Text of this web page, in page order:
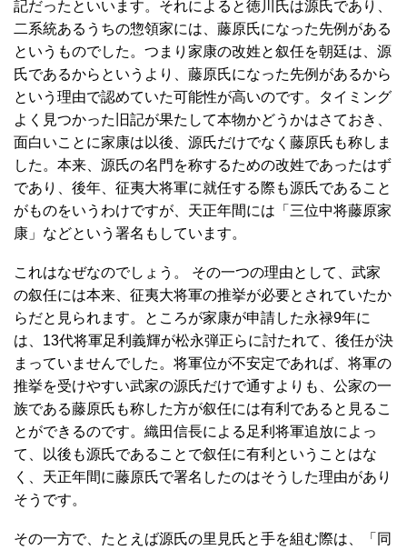
記だったといいます。それによると徳川氏は源氏であり、
二系統あるうちの惣領家には、藤原氏になった先例がある
というものでした。つまり家康の改姓と叙任を朝廷は、源
氏であるからというより、藤原氏になった先例があるから
という理由で認めていた可能性が高いのです。タイミング
よく見つかった旧記が果たして本物かどうかはさておき、
面白いことに家康は以後、源氏だけでなく藤原氏も称しま
した。本来、源氏の名門を称するための改姓であったはず
であり、後年、征夷大将軍に就任する際も源氏であること
がものをいうわけですが、天正年間には「三位中将藤原家
康」などという署名もしています。
これはなぜなのでしょう。 その一つの理由として、武家
の叙任には本来、征夷大将軍の推挙が必要とされていたか
らだと見られます。ところが家康が申請した永禄9年に
は、13代将軍足利義輝が松永弾正らに討たれて、後任が決
まっていませんでした。将軍位が不安定であれば、将軍の
推挙を受けやすい武家の源氏だけで通すよりも、公家の一
族である藤原氏も称した方が叙任には有利であると見るこ
とができるのです。織田信長による足利将軍追放によっ
て、以後も源氏であることで叙任に有利ということはな
く、天正年間に藤原氏で署名したのはそうした理由があり
そうです。
その一方で、たとえば源氏の里見氏と手を組む際は、「同